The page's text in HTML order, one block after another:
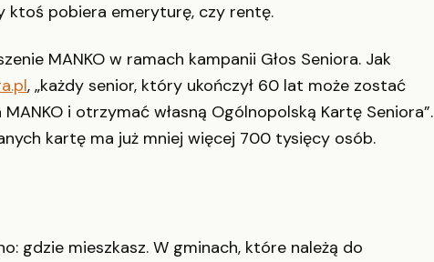
ktoś pobiera emeryturę, czy rentę.
MANKO w ramach kampanii Głos Seniora. Jak
, „każdy senior, który ukończył 60 lat może zostać
i otrzymać własną Ogólnopolską Kartę Seniora”.
kartę ma już mniej więcej 700 tysięcy osób.
gdzie mieszkasz. W gminach, które należą do